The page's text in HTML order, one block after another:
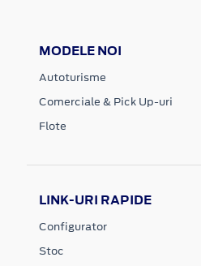
MODELE NOI
Autoturisme
Comerciale & Pick Up-uri
Flote
LINK-URI RAPIDE
Configurator
Stoc